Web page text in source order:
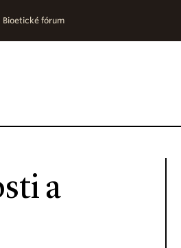
Bioetické fórum
a